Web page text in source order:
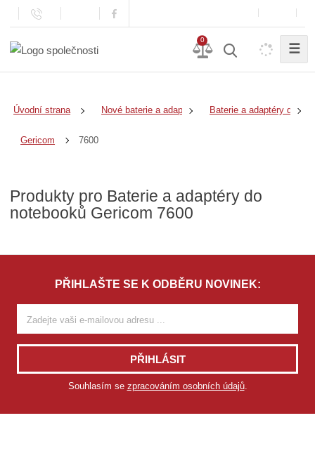
0
☰
Úvodní strana Nové baterie a adaptéry Baterie a adaptéry do
Gericom 7600
Produkty pro Baterie a adaptéry do
notebooků Gericom 7600
PŘIHLAŠTE SE K ODBĚRU NOVINEK:
PŘIHLÁSIT
Souhlasím se zpracováním osobních údajů.